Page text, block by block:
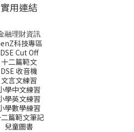
實用連結
融理財資訊
科技專區
DSE Cut Off
十二篇範文
DSE 收音機
文言文練習
學中文練習
學英文練習
學數學練習
篇範文筆記
兒童圖書